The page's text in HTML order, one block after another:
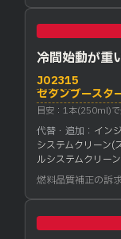
冷間始動が重
J02315
セタンブースタ
目安：1本(250ml)
代替・追加： イン
システムクリーン
ルシステムクリー
燃料品質補正の訴求